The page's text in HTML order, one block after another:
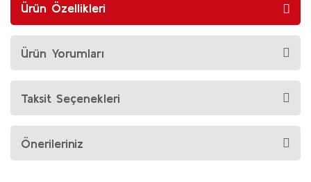
Ürün Özellikleri
Ürün Yorumları
Taksit Seçenekleri
Önerileriniz